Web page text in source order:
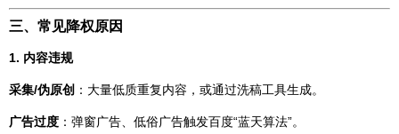
三、常见降权原因
1. 内容违规
采集/伪原创 ：大量低质重复内容，或通过洗稿工具生成。
广告过度 ：弹窗广告、低俗广告触发百度“蓝天算法”。